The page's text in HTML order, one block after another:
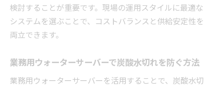
検討することが重要です。現場の運用スタイルに最適な
システムを選ぶことで、コストバランスと供給安定性を
両立できます。
業務用ウォーターサーバーで炭酸水切れを防ぐ方法
業務用ウォーターサーバーを活用することで、炭酸水切